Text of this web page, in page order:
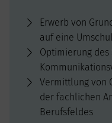
Erwerb von
auf eine
Optimierung des
Vermittlung von
der fachlichen
Berufsfeldes